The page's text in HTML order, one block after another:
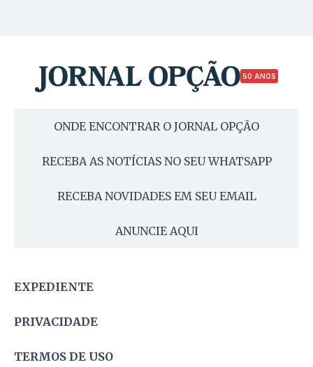
50 ANOS
ONDE ENCONTRAR O JORNAL OPÇÃO
RECEBA AS NOTÍCIAS NO SEU WHATSAPP
RECEBA NOVIDADES EM SEU EMAIL
ANUNCIE AQUI
EXPEDIENTE
PRIVACIDADE
TERMOS DE USO